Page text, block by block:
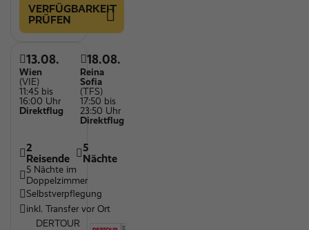
VERFÜGBARKEIT
PRÜFEN
13.08.
Wien
(VIE)
11:45 bis
16:00 Uhr
Direktflug
18.08.
Reina
Sofia
(TFS)
17:50 bis
23:50 Uhr
Direktflug
2
Reisende
5
Nächte
5 Nächte im
Doppelzimmer
Selbstverpflegung
inkl. Transfer vor Ort
DERTOUR